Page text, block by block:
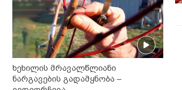
ხეხილის მრავალწლიანი
ნარგავების გადამყნობა –